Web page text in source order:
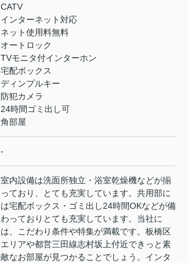
CATV
インターネット対応
ネット使用料無料
オートロック
TVモニタ付インターホン
宅配ボックス
ディンプルキー
防犯カメラ
24時間ゴミ出し可
角部屋
-
室内設備は洗面所独立・浴室乾燥機などが揃
っており、とても充実しています。共用部に
は宅配ボックス・ゴミ出し24時間OKなどが備
わっておりとても充実しています。当社に
は、こだわり条件や特集が満載です。板橋区
エリアや都営三田線志村坂上付近できっと素
敵なお部屋が見つかることでしょう。インタ